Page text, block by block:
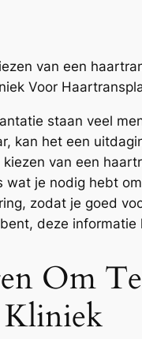
van een
Voor
staan veel
kan het een
van een
je nodig hebt
zodat je goed
deze
Om
Kliniek